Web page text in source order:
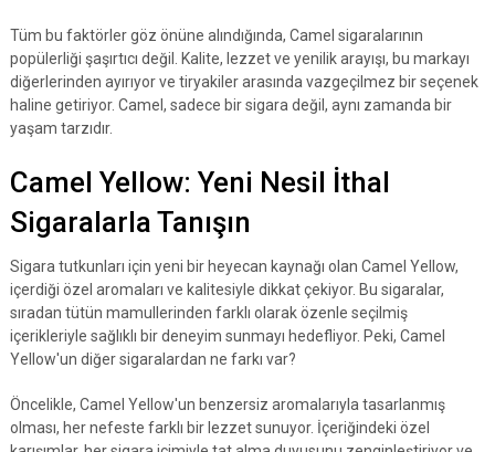
Tüm bu faktörler göz önüne alındığında, Camel sigaralarının
popülerliği şaşırtıcı değil. Kalite, lezzet ve yenilik arayışı, bu markayı
diğerlerinden ayırıyor ve tiryakiler arasında vazgeçilmez bir seçenek
haline getiriyor. Camel, sadece bir sigara değil, aynı zamanda bir
yaşam tarzıdır.
Camel Yellow: Yeni Nesil İthal
Sigaralarla Tanışın
Sigara tutkunları için yeni bir heyecan kaynağı olan Camel Yellow,
içerdiği özel aromaları ve kalitesiyle dikkat çekiyor. Bu sigaralar,
sıradan tütün mamullerinden farklı olarak özenle seçilmiş
içerikleriyle sağlıklı bir deneyim sunmayı hedefliyor. Peki, Camel
Yellow'un diğer sigaralardan ne farkı var?
Öncelikle, Camel Yellow'un benzersiz aromalarıyla tasarlanmış
olması, her nefeste farklı bir lezzet sunuyor. İçeriğindeki özel